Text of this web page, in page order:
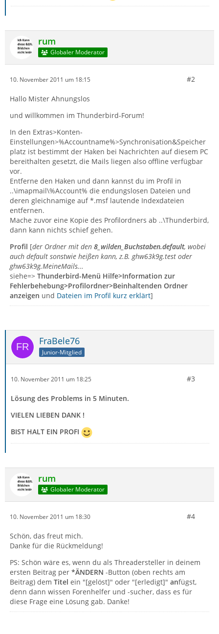
rum
Globaler Moderator
10. November 2011 um 18:15 #2
Hallo Mister Ahnungslos
und willkommen im Thunderbird-Forum!
In den Extras>Konten-
Einstellungen>%Accountname%>Synchronisation&Speicher
platz ist bestimmt der Haken bei Nachrichten auf diesem PC
bereithalten gesetzt, die Mails liegen also offline verfügbar
vor.
Entferne den Haken und dann kannst du im Profil in
..\imapmail\%Account% die endungslosen Dateien und
deren gleichnamige auf *.msf lautende Indexdateien
entfernen.
Mache zuvor eine Kopie des Profilordners ab ..\Thunderbird,
dann kann nichts schief gehen.
Profil [der Ordner mit den 8_wilden_Buchstaben.default, wobei
auch default sonstwie heißen kann, z.B. ghw63k9g.test oder
ghw63k9g.MeineMails...
siehe=> Thunderbird-Menü Hilfe>Information zur
Fehlerbehebung>Profilordner>Beinhaltenden Ordner
anzeigen und Dateien im Profil kurz erklärt]
FraBele76
Junior-Mitglied
10. November 2011 um 18:25 #3
Lösung des Problems in 5 Minuten.
VIELEN LIEBEN DANK !
BIST HALT EIN PROFI
rum
Globaler Moderator
10. November 2011 um 18:30 #4
Schön, das freut mich.
Danke für die Rückmeldung!
PS: Schön wäre es, wenn du als Threadersteller in deinem
ersten Beitrag per *ÄNDERN -Button (oben rechts am
Beitrag) dem Titel ein "[gelöst]" oder "[erledigt]" anfügst,
denn dann wissen Forenhelfer und -sucher, dass es für
diese Frage eine Lösung gab. Danke!